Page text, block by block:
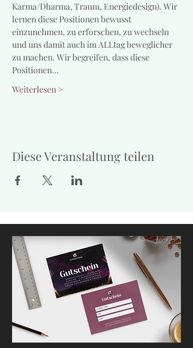
Karma/Dharma, Traum, Energiedesign). Wir
lernen diese Positionen bewusst
einzunehmen, zu erforschen, zu wechseln
und uns damit auch im ALLtag beweglicher
zu machen. Wir begreifen, dass diese
Positionen…
Weiterlesen >
Diese Veranstaltung teilen